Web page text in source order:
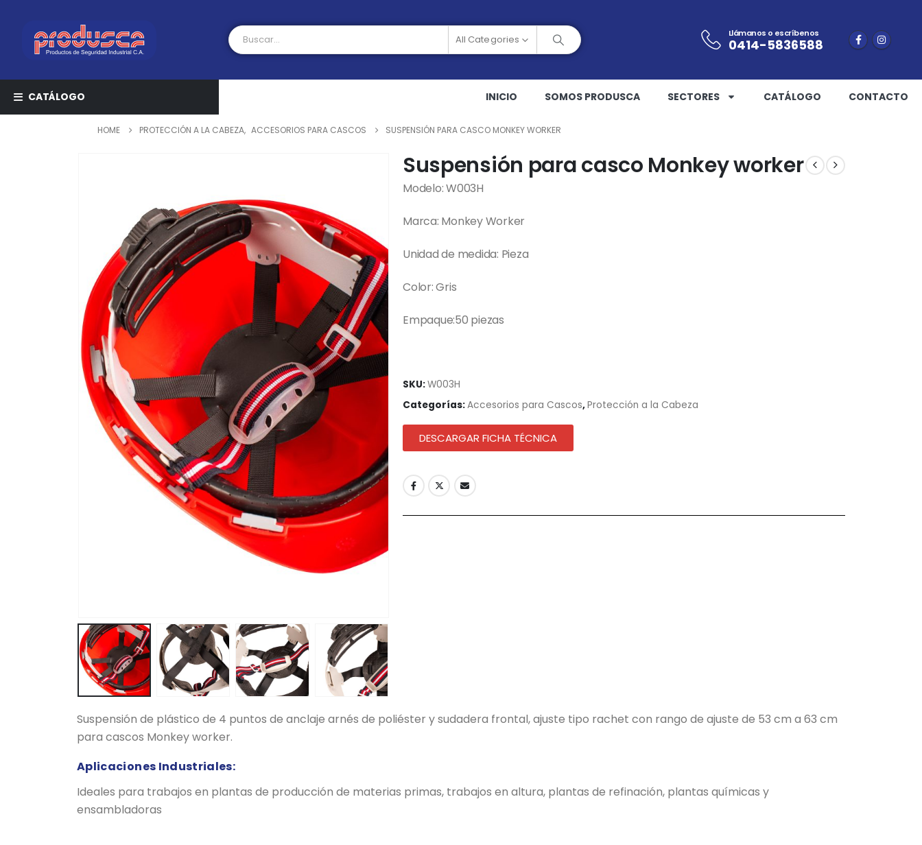
All Categories Llámanos o escríbenos
0414-5836588
CATÁLOGO INICIO SOMOS PRODUSCA SECTORES CATÁLOGO CONTACTO
HOME PROTECCIÓN A LA CABEZA, ACCESORIOS PARA CASCOS SUSPENSIÓN PARA CASCO MONKEY WORKER
Suspensión para casco Monkey worker
Modelo: W003H
Marca: Monkey Worker
Unidad de medida: Pieza
Color: Gris
Empaque:50 piezas
SKU:W003H
Categorías:Accesorios para Cascos,Protección a la Cabeza
DESCARGAR FICHA TÉCNICA
Suspensión de plástico de 4 puntos de anclaje arnés de poliéster y sudadera frontal, ajuste tipo rachet con rango de ajuste de 53 cm a 63 cm
para cascos Monkey worker.
Aplicaciones Industriales:
Ideales para trabajos en plantas de producción de materias primas, trabajos en altura, plantas de refinación, plantas químicas y
ensambladoras